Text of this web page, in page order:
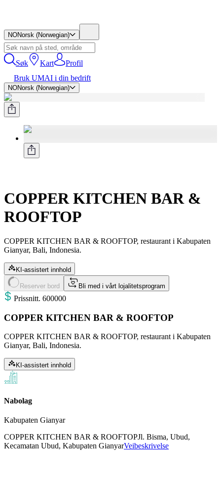
NONorsk (Norwegian)
Søk Kart
Profil
Bruk UMAI i din bedrift
NONorsk (Norwegian)
COPPER KITCHEN BAR &
ROOFTOP
COPPER KITCHEN BAR & ROOFTOP, restaurant i Kabupaten
Gianyar, Bali, Indonesia.
KI-assistert innhold
Reserver bord Bli med i vårt lojalitetsprogram
Prissnitt. 600000
COPPER KITCHEN BAR & ROOFTOP
COPPER KITCHEN BAR & ROOFTOP, restaurant i Kabupaten
Gianyar, Bali, Indonesia.
KI-assistert innhold
Nabolag
Kabupaten Gianyar
COPPER KITCHEN BAR & ROOFTOPJl. Bisma, Ubud,
Kecamatan Ubud, Kabupaten GianyarVeibeskrivelse